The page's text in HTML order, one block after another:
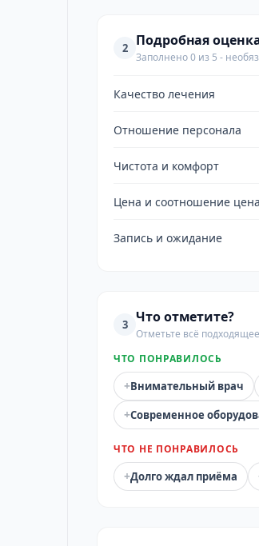
2 Подробная
Заполнено 0 из 5 -
Качество лечения
Отношение персонала
Чистота и комфорт
Цена и соотношение
Запись и ожидание
3 Что отметите?
Отметьте всё
ЧТО ПОНРАВИЛОСЬ
+Внимательный врач
+Современное
ЧТО НЕ ПОНРАВИЛОСЬ
+Долго ждал приёма